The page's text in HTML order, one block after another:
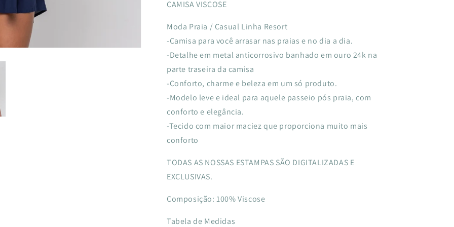
CAMISA VISCOSE
Moda Praia / Casual Linha Resort
-Camisa para você arrasar nas praias e no dia a dia.
-Detalhe em metal anticorrosivo banhado em ouro 24k na
parte traseira da camisa
-Conforto, charme e beleza em um só produto.
-Modelo leve e ideal para aquele passeio pós praia, com
conforto e elegância.
-Tecido com maior maciez que proporciona muito mais
conforto
TODAS AS NOSSAS ESTAMPAS SÃO DIGITALIZADAS E
EXCLUSIVAS.
Composição: 100% Viscose
Tabela de Medidas